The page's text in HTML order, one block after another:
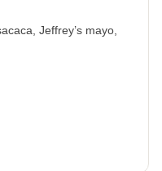
Jeffrey’s mayo,